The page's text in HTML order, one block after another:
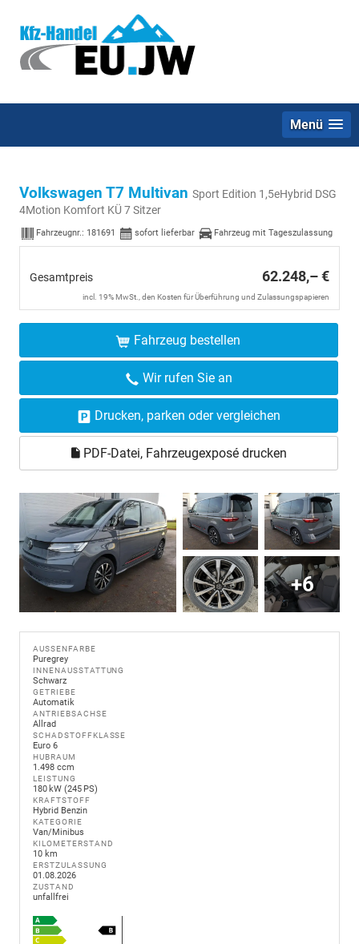
Menü
Volkswagen T7 Multivan Sport Edition 1,5eHybrid DSG
4Motion Komfort KÜ 7 Sitzer
Fahrzeugnr.: 181691 sofort lieferbar Fahrzeug mit Tageszulassung
Gesamtpreis 62.248,– €
incl. 19% MwSt., den Kosten für Überführung und Zulassungspapieren
Fahrzeug bestellen
Wir rufen Sie an
Drucken, parken oder vergleichen
PDF-Datei, Fahrzeugexposé drucken
+6
AUSSENFARBE
Puregrey
INNENAUSSTATTUNG
Schwarz
GETRIEBE
Automatik
ANTRIEBSACHSE
Allrad
SCHADSTOFFKLASSE
Euro 6
HUBRAUM
1.498 ccm
LEISTUNG
180 kW (245 PS)
KRAFTSTOFF
Hybrid Benzin
KATEGORIE
Van/Minibus
KILOMETERSTAND
10 km
ERSTZULASSUNG
01.08.2026
ZUSTAND
unfallfrei